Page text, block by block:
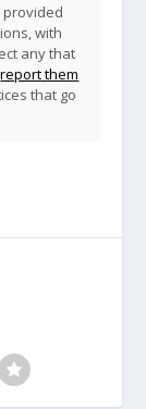
provided
with
any that
report them
that go